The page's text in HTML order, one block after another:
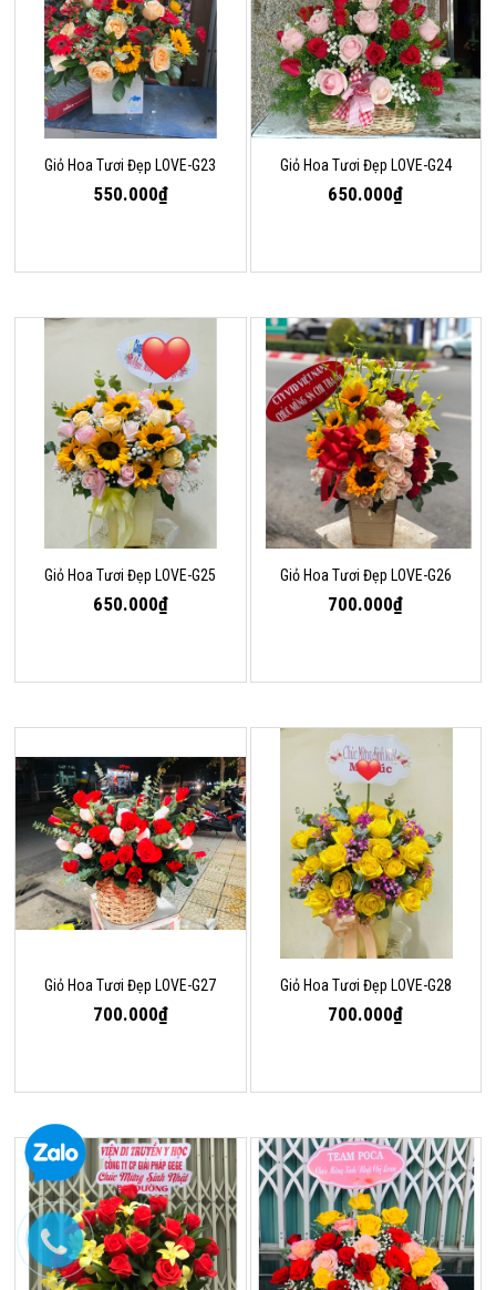
Giỏ Hoa Tươi Đẹp LOVE-G23
550.000₫
Giỏ Hoa Tươi Đẹp LOVE-G24
650.000₫
Giỏ Hoa Tươi Đẹp LOVE-G25
650.000₫
Giỏ Hoa Tươi Đẹp LOVE-G26
700.000₫
Giỏ Hoa Tươi Đẹp LOVE-G27
700.000₫
Giỏ Hoa Tươi Đẹp LOVE-G28
700.000₫